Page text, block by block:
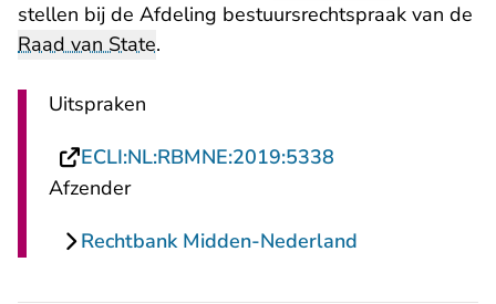
stellen bij de Afdeling bestuursrechtspraak van de
Raad van State.
Uitspraken
ECLI:NL:RBMNE:2019:5338
Afzender
Rechtbank Midden-Nederland